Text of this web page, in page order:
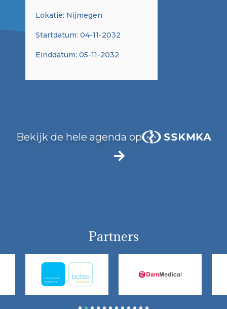
Lokatie: Nijmegen
Startdatum: 04-11-2032
Einddatum: 05-11-2032
Bekijk de hele agenda op
Partners